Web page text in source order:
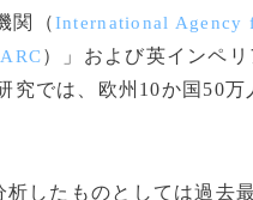
関（International Agency
）」および英インペ
究では、欧州10か国50
したものとしては過去